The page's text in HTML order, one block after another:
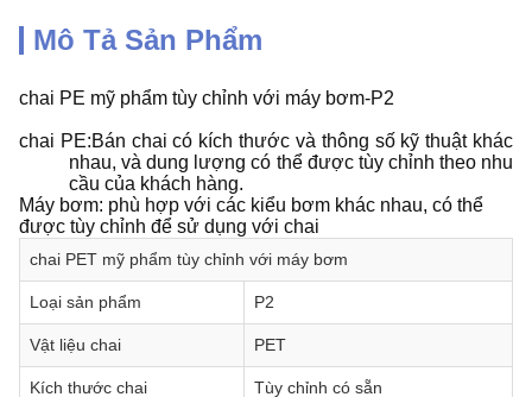
Mô Tả Sản Phẩm
chai PE mỹ phẩm tùy chỉnh với máy bơm-P2
chai PE:Bán chai có kích thước và thông số kỹ thuật khác
nhau, và dung lượng có thể được tùy chỉnh theo nhu
cầu của khách hàng.
Máy bơm: phù hợp với các kiểu bơm khác nhau, có thể
được tùy chỉnh để sử dụng với chai
chai PET mỹ phẩm tùy chỉnh với máy bơm
Loại sản phẩm P2
Vật liệu chai PET
Kích thước chai Tùy chỉnh có sẵn